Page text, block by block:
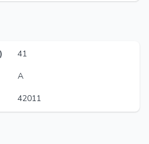
41
A
42011